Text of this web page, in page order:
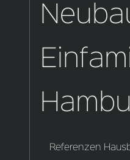
Referenzen